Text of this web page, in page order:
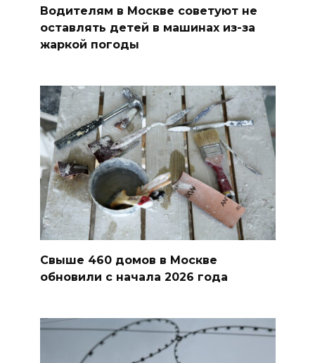
Водителям в Москве советуют не
оставлять детей в машинах из-за
жаркой погоды
Свыше 460 домов в Москве
обновили с начала 2026 года